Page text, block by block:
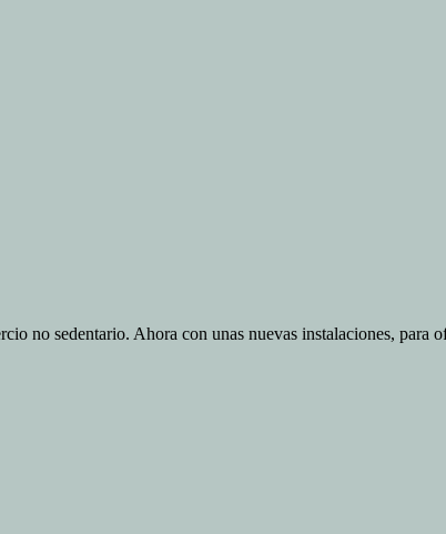
no sedentario. Ahora con unas nuevas instalaciones, para